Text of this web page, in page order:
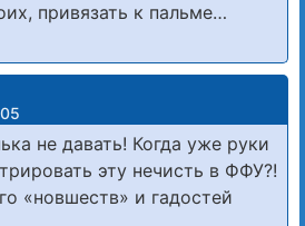
привязать к пальме…
не давать! Когда уже руки
эту нечисть в ФФУ?!
«новшеств» и гадостей